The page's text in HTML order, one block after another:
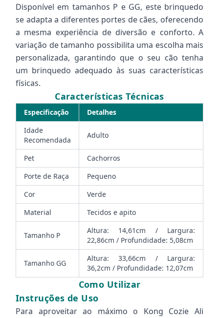
Disponível em tamanhos P e GG, este brinquedo
se adapta a diferentes portes de cães, oferecendo
a mesma experiência de diversão e conforto. A
variação de tamanho possibilita uma escolha mais
personalizada, garantindo que o seu cão tenha
um brinquedo adequado às suas características
físicas.
Características Técnicas
Especificação
Detalhes
Idade
Recomendada
Adulto
Pet
Cachorros
Porte de Raça
Pequeno
Cor
Verde
Material
Tecidos e apito
Tamanho P
Altura: 14,61cm / Largura:
22,86cm / Profundidade: 5,08cm
Tamanho GG
Altura: 33,66cm / Largura:
36,2cm / Profundidade: 12,07cm
Como Utilizar
Instruções de Uso
Para aproveitar ao máximo o Kong Cozie Ali